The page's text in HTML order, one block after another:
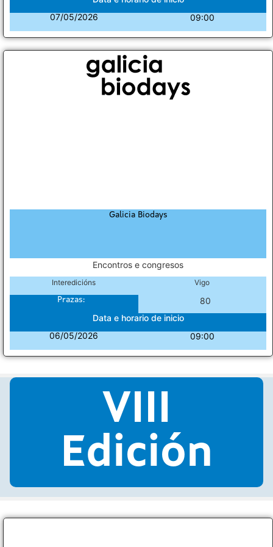
07/05/2026
09:00
Galicia Biodays
Encontros e congresos
Interedicións Vigo
Prazas:
80
Data e horario de inicio
06/05/2026
09:00
VIII
Edición